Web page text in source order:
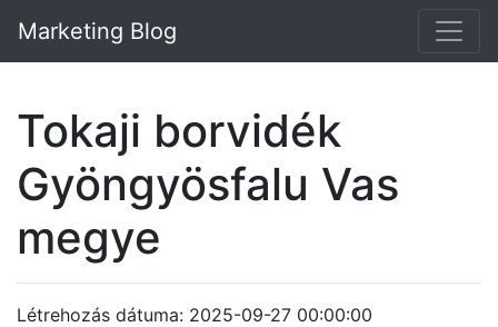
Marketing Blog
Tokaji borvidék
Gyöngyösfalu Vas
megye
Létrehozás dátuma: 2025-09-27 00:00:00